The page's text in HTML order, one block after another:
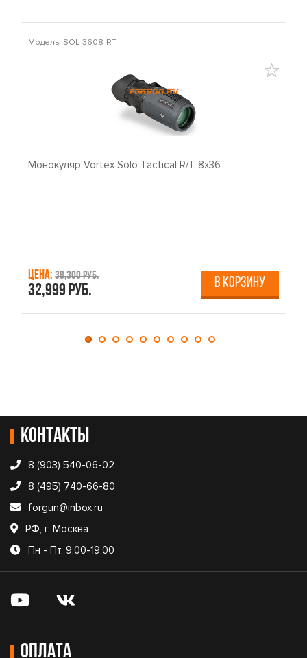
Модель: SOL-3608-RT
Монокуляр Vortex Solo Tactical R/T 8x36
Цена: 38,300 руб.
32,999 руб. В КОРЗИНУ
Контакты
8 (903) 540-06-02
8 (495) 740-66-80
forgun@inbox.ru
РФ, г. Москва
Пн - Пт, 9:00-19:00
Оплата